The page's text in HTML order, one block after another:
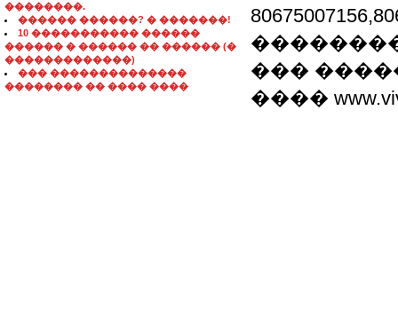
��������.
������ ������? � �������!
10 ����������� ������
������ � ������ �� ������ (�
�������������)
��� ��������������
�������� �� ���� ����
���
����